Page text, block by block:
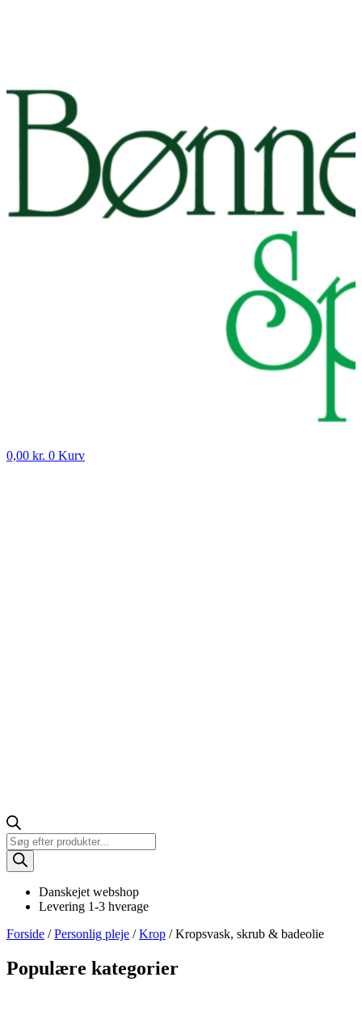
0,00 kr. 0 Kurv
Products
search
Danskejet webshop
Levering 1-3 hverage
Forside /Personlig pleje /Krop / Kropsvask, skrub & badeolie
Populære kategorier